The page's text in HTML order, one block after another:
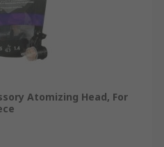
Atomizing Head, For